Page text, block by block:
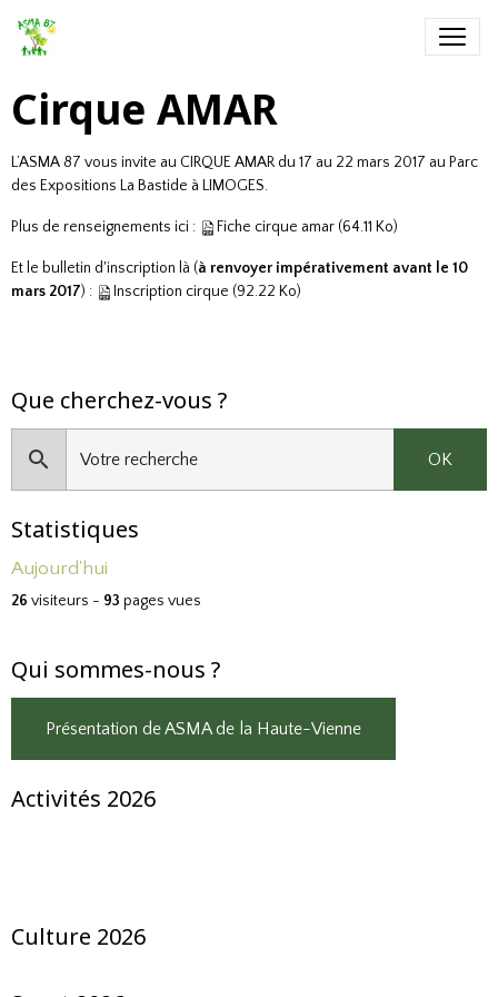
Cirque AMAR
L’ASMA 87 vous invite au CIRQUE AMAR du 17 au 22 mars 2017 au Parc
des Expositions La Bastide à LIMOGES.
Plus de renseignements ici : Fiche cirque amar (64.11 Ko)
Et le bulletin d'inscription là (à renvoyer impérativement avant le 10
mars 2017) : Inscription cirque (92.22 Ko)
Que cherchez-vous ?
OK
Statistiques
Aujourd'hui
26 visiteurs - 93 pages vues
Qui sommes-nous ?
Présentation de ASMA de la Haute-Vienne
Activités 2026
Culture 2026